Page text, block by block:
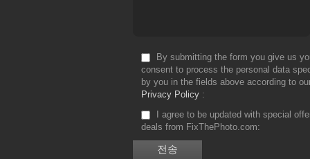
By submitting the form you give us
consent to process the personal data
by you in the fields above according to
Privacy Policy
I agree to be updated with special
deals from FixThePhoto.com